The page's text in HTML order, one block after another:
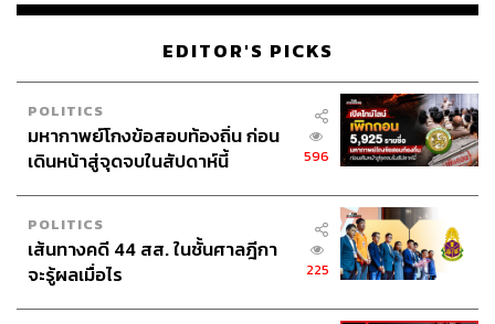
EDITOR'S PICKS
POLITICS
มหากาพย์โกงข้อสอบท้องถิ่น ก่อน
เดินหน้าสู่จุดจบในสัปดาห์นี้
596
POLITICS
เส้นทางคดี 44 สส. ในชั้นศาลฎีกา
จะรู้ผลเมื่อไร
225